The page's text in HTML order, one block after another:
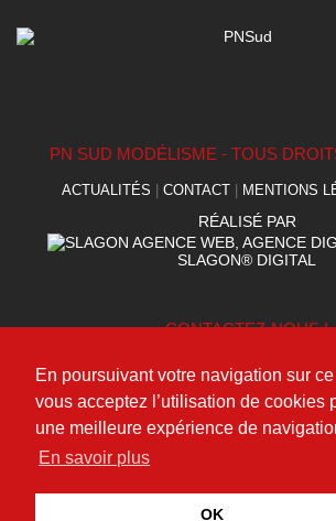
En poursuivant votre navigation sur ce
vous acceptez l’utilisation de cookies
une meilleure expérience de
En savoir plus
OK
PN SUD MODÉLISME - TOUS
ACTUALITÉS CONTACT MENTIONS
RÉALISÉ PAR
SLAGON® DIGITAL
CONTACTEZ-NOUS !
(+33) 09 75 95 49 40
Découvrez toutes nos dernières actualités et